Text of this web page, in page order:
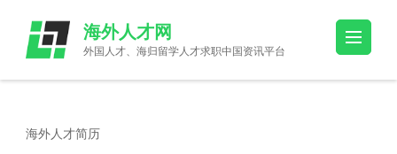
content
(Press
海外人才网
外国人才、海归留学人才求职中国资讯平台
海外人才简历